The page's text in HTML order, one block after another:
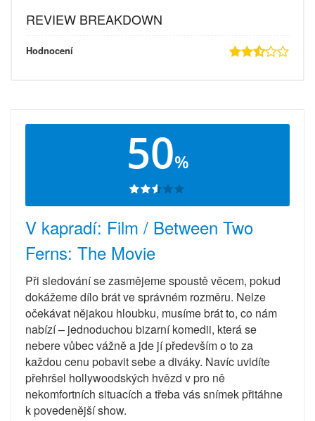
REVIEW BREAKDOWN
Hodnocení
50%
V kapradí: Film / Between Two
Ferns: The Movie
Při sledování se zasmějeme spoustě věcem, pokud
dokážeme dílo brát ve správném rozměru. Nelze
očekávat nějakou hloubku, musíme brát to, co nám
nabízí – jednoduchou bizarní komedii, která se
nebere vůbec vážně a jde jí především o to za
každou cenu pobavit sebe a diváky. Navíc uvidíte
přehršel hollywoodských hvězd v pro ně
nekomfortních situacích a třeba vás snímek přitáhne
k povedenější show.